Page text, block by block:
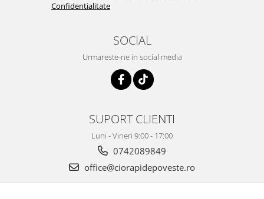
Confidentialitate
SOCIAL
Urmareste-ne in social media
SUPORT CLIENTI
Luni - Vineri 9:00 - 17:00
0742089849
office@ciorapidepoveste.ro